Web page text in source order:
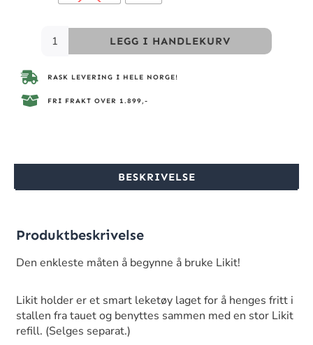
LEGG I HANDLEKURV
RASK LEVERING I HELE NORGE!
FRI FRAKT OVER 1.899,-
BESKRIVELSE
Produktbeskrivelse
Den enkleste måten å begynne å bruke Likit!
Likit holder er et smart leketøy laget for å henges fritt i
stallen fra tauet og benyttes sammen med en stor Likit
refill. (Selges separat.)